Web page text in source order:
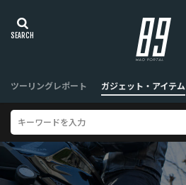
ツーリングレポート ガジェット・アイテム